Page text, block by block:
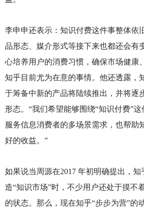
李申申还表示：知识付费这件事整体依
品形态、媒介形式等接下来也都还会有
心培养用户的消费习惯，确保市场健康
知乎目前尤为在意的事情。他还透露，
于筹备中新的产品将陆续推出，并将逐
形态。“我们希望能够围绕“知识付费”
服务信息消费者的多场景需求，也帮助
好的收益。”
如果说当周源在2017 年初明确提出，
造“知识市场”时，不少用户还处于摸不
的状态。那么，现在知乎“步步为营”的